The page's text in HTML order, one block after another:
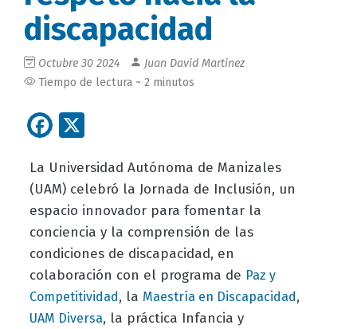
discapacidad
Octubre 30 2024
Juan David Martinez
Tiempo de lectura ~ 2 minutos
Facebook
La Universidad Autónoma de Manizales
(UAM) celebró la Jornada de Inclusión, un
espacio innovador para fomentar la
conciencia y la comprensión de las
condiciones de discapacidad, en
colaboración con el programa de Paz y
Competitividad, la Maestría en Discapacidad,
UAM Diversa, la práctica Infancia y